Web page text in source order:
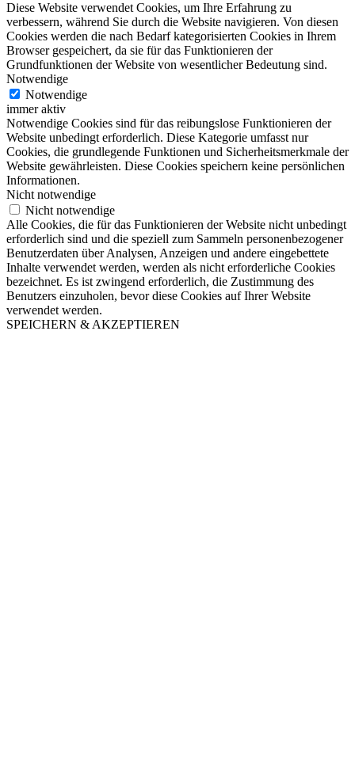
Diese Website verwendet Cookies, um Ihre Erfahrung zu
verbessern, während Sie durch die Website navigieren. Von diesen
Cookies werden die nach Bedarf kategorisierten Cookies in Ihrem
Browser gespeichert, da sie für das Funktionieren der
Grundfunktionen der Website von wesentlicher Bedeutung sind.
Notwendige
Notwendige
immer aktiv
Notwendige Cookies sind für das reibungslose Funktionieren der
Website unbedingt erforderlich. Diese Kategorie umfasst nur
Cookies, die grundlegende Funktionen und Sicherheitsmerkmale der
Website gewährleisten. Diese Cookies speichern keine persönlichen
Informationen.
Nicht notwendige
Nicht notwendige
Alle Cookies, die für das Funktionieren der Website nicht unbedingt
erforderlich sind und die speziell zum Sammeln personenbezogener
Benutzerdaten über Analysen, Anzeigen und andere eingebettete
Inhalte verwendet werden, werden als nicht erforderliche Cookies
bezeichnet. Es ist zwingend erforderlich, die Zustimmung des
Benutzers einzuholen, bevor diese Cookies auf Ihrer Website
verwendet werden.
SPEICHERN & AKZEPTIEREN